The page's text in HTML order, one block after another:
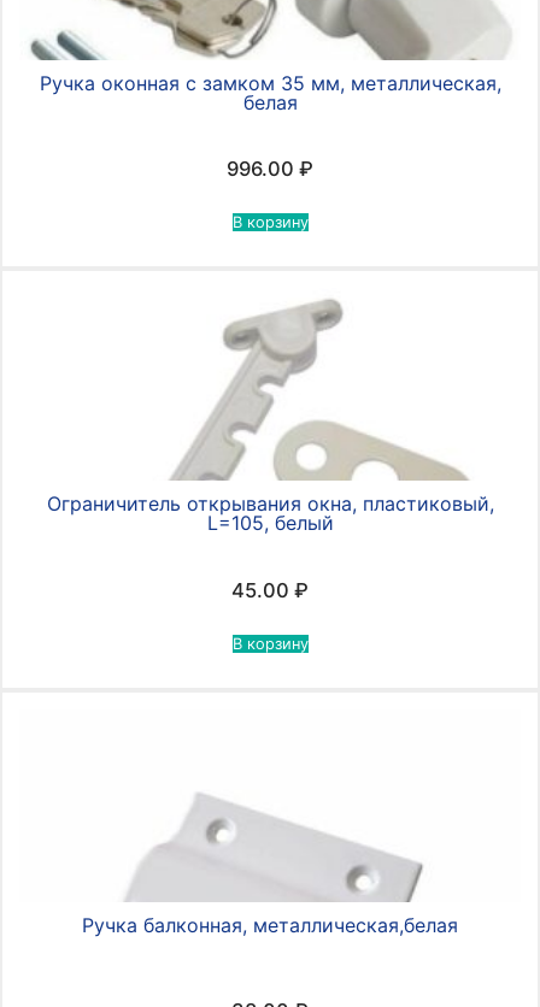
Ручка оконная с замком 35 мм, металлическая,
белая
996.00 ₽
В корзину
Ограничитель открывания окна, пластиковый,
L=105, белый
45.00 ₽
В корзину
Ручка балконная, металлическая,белая